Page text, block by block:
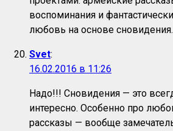
воспоминания и
любовь на основе
Svet:
16.02.2016 в 11:26
Надо!!! Сновидения — это
интересно. Особенно про
рассказы — вообще